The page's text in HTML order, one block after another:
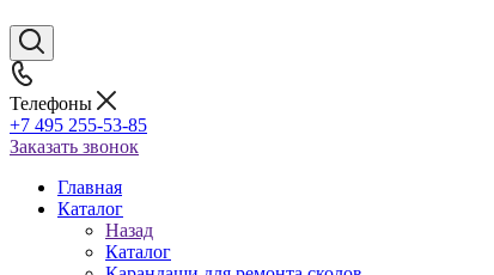
Телефоны
+7 495 255-53-85
Заказать звонок
Главная
Каталог
Назад
Каталог